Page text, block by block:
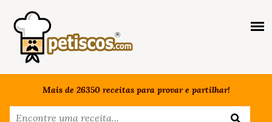
Mais de 26350 receitas para provar e partilhar!